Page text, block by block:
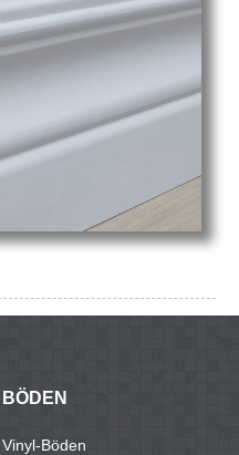
BÖDEN
Vinyl-Böden